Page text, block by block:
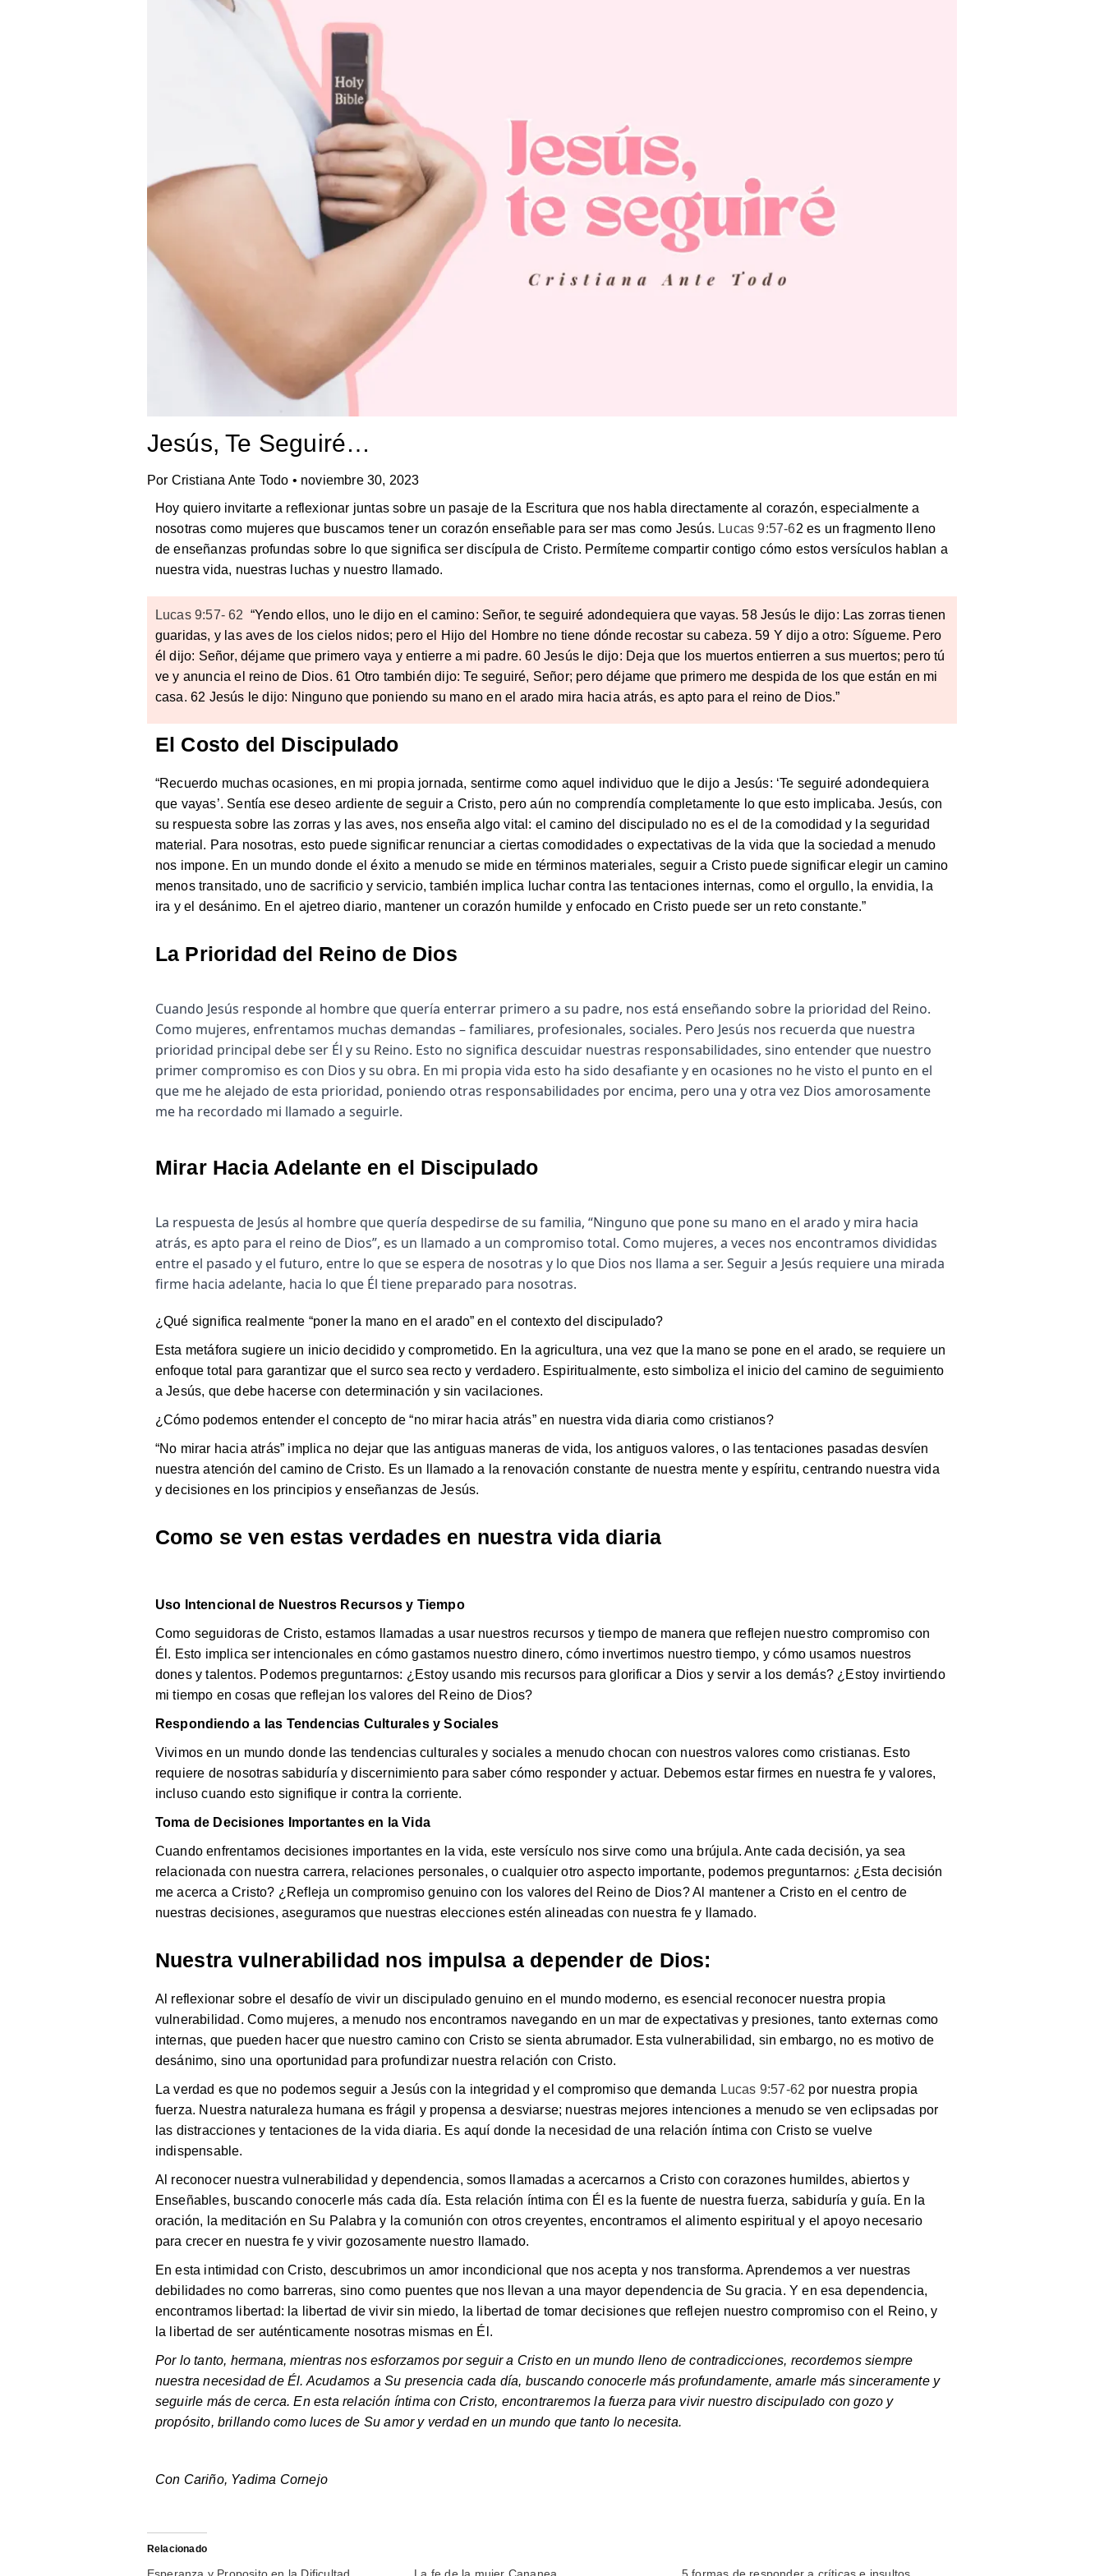
Jesús, Te Seguiré…
Por Cristiana Ante Todo • noviembre 30, 2023
Hoy quiero invitarte a reflexionar juntas sobre un pasaje de la Escritura que nos habla directamente al corazón, especialmente a
nosotras como mujeres que buscamos tener un corazón enseñable para ser mas como Jesús. Lucas 9:57-62 es un fragmento lleno
de enseñanzas profundas sobre lo que significa ser discípula de Cristo. Permíteme compartir contigo cómo estos versículos hablan a
nuestra vida, nuestras luchas y nuestro llamado.
Lucas 9:57- 62 “Yendo ellos, uno le dijo en el camino: Señor, te seguiré adondequiera que vayas. 58 Jesús le dijo: Las zorras tienen
guaridas, y las aves de los cielos nidos; pero el Hijo del Hombre no tiene dónde recostar su cabeza. 59 Y dijo a otro: Sígueme. Pero
él dijo: Señor, déjame que primero vaya y entierre a mi padre. 60 Jesús le dijo: Deja que los muertos entierren a sus muertos; pero tú
ve y anuncia el reino de Dios. 61 Otro también dijo: Te seguiré, Señor; pero déjame que primero me despida de los que están en mi
casa. 62 Jesús le dijo: Ninguno que poniendo su mano en el arado mira hacia atrás, es apto para el reino de Dios.”
El Costo del Discipulado
“Recuerdo muchas ocasiones, en mi propia jornada, sentirme como aquel individuo que le dijo a Jesús: ‘Te seguiré adondequiera
que vayas’. Sentía ese deseo ardiente de seguir a Cristo, pero aún no comprendía completamente lo que esto implicaba. Jesús, con
su respuesta sobre las zorras y las aves, nos enseña algo vital: el camino del discipulado no es el de la comodidad y la seguridad
material. Para nosotras, esto puede significar renunciar a ciertas comodidades o expectativas de la vida que la sociedad a menudo
nos impone. En un mundo donde el éxito a menudo se mide en términos materiales, seguir a Cristo puede significar elegir un camino
menos transitado, uno de sacrificio y servicio, también implica luchar contra las tentaciones internas, como el orgullo, la envidia, la
ira y el desánimo. En el ajetreo diario, mantener un corazón humilde y enfocado en Cristo puede ser un reto constante.”
La Prioridad del Reino de Dios
Cuando Jesús responde al hombre que quería enterrar primero a su padre, nos está enseñando sobre la prioridad del Reino.
Como mujeres, enfrentamos muchas demandas – familiares, profesionales, sociales. Pero Jesús nos recuerda que nuestra
prioridad principal debe ser Él y su Reino. Esto no significa descuidar nuestras responsabilidades, sino entender que nuestro
primer compromiso es con Dios y su obra. En mi propia vida esto ha sido desafiante y en ocasiones no he visto el punto en el
que me he alejado de esta prioridad, poniendo otras responsabilidades por encima, pero una y otra vez Dios amorosamente
me ha recordado mi llamado a seguirle.
Mirar Hacia Adelante en el Discipulado
La respuesta de Jesús al hombre que quería despedirse de su familia, “Ninguno que pone su mano en el arado y mira hacia
atrás, es apto para el reino de Dios”, es un llamado a un compromiso total. Como mujeres, a veces nos encontramos divididas
entre el pasado y el futuro, entre lo que se espera de nosotras y lo que Dios nos llama a ser. Seguir a Jesús requiere una mirada
firme hacia adelante, hacia lo que Él tiene preparado para nosotras.
¿Qué significa realmente “poner la mano en el arado” en el contexto del discipulado?
Esta metáfora sugiere un inicio decidido y comprometido. En la agricultura, una vez que la mano se pone en el arado, se requiere un
enfoque total para garantizar que el surco sea recto y verdadero. Espiritualmente, esto simboliza el inicio del camino de seguimiento
a Jesús, que debe hacerse con determinación y sin vacilaciones.
¿Cómo podemos entender el concepto de “no mirar hacia atrás” en nuestra vida diaria como cristianos?
“No mirar hacia atrás” implica no dejar que las antiguas maneras de vida, los antiguos valores, o las tentaciones pasadas desvíen
nuestra atención del camino de Cristo. Es un llamado a la renovación constante de nuestra mente y espíritu, centrando nuestra vida
y decisiones en los principios y enseñanzas de Jesús.
Como se ven estas verdades en nuestra vida diaria
Uso Intencional de Nuestros Recursos y Tiempo
Como seguidoras de Cristo, estamos llamadas a usar nuestros recursos y tiempo de manera que reflejen nuestro compromiso con
Él. Esto implica ser intencionales en cómo gastamos nuestro dinero, cómo invertimos nuestro tiempo, y cómo usamos nuestros
dones y talentos. Podemos preguntarnos: ¿Estoy usando mis recursos para glorificar a Dios y servir a los demás? ¿Estoy invirtiendo
mi tiempo en cosas que reflejan los valores del Reino de Dios?
Respondiendo a las Tendencias Culturales y Sociales
Vivimos en un mundo donde las tendencias culturales y sociales a menudo chocan con nuestros valores como cristianas. Esto
requiere de nosotras sabiduría y discernimiento para saber cómo responder y actuar. Debemos estar firmes en nuestra fe y valores,
incluso cuando esto signifique ir contra la corriente.
Toma de Decisiones Importantes en la Vida
Cuando enfrentamos decisiones importantes en la vida, este versículo nos sirve como una brújula. Ante cada decisión, ya sea
relacionada con nuestra carrera, relaciones personales, o cualquier otro aspecto importante, podemos preguntarnos: ¿Esta decisión
me acerca a Cristo? ¿Refleja un compromiso genuino con los valores del Reino de Dios? Al mantener a Cristo en el centro de
nuestras decisiones, aseguramos que nuestras elecciones estén alineadas con nuestra fe y llamado.
Nuestra vulnerabilidad nos impulsa a depender de Dios:
Al reflexionar sobre el desafío de vivir un discipulado genuino en el mundo moderno, es esencial reconocer nuestra propia
vulnerabilidad. Como mujeres, a menudo nos encontramos navegando en un mar de expectativas y presiones, tanto externas como
internas, que pueden hacer que nuestro camino con Cristo se sienta abrumador. Esta vulnerabilidad, sin embargo, no es motivo de
desánimo, sino una oportunidad para profundizar nuestra relación con Cristo.
La verdad es que no podemos seguir a Jesús con la integridad y el compromiso que demanda Lucas 9:57-62 por nuestra propia
fuerza. Nuestra naturaleza humana es frágil y propensa a desviarse; nuestras mejores intenciones a menudo se ven eclipsadas por
las distracciones y tentaciones de la vida diaria. Es aquí donde la necesidad de una relación íntima con Cristo se vuelve
indispensable.
Al reconocer nuestra vulnerabilidad y dependencia, somos llamadas a acercarnos a Cristo con corazones humildes, abiertos y
Enseñables, buscando conocerle más cada día. Esta relación íntima con Él es la fuente de nuestra fuerza, sabiduría y guía. En la
oración, la meditación en Su Palabra y la comunión con otros creyentes, encontramos el alimento espiritual y el apoyo necesario
para crecer en nuestra fe y vivir gozosamente nuestro llamado.
En esta intimidad con Cristo, descubrimos un amor incondicional que nos acepta y nos transforma. Aprendemos a ver nuestras
debilidades no como barreras, sino como puentes que nos llevan a una mayor dependencia de Su gracia. Y en esa dependencia,
encontramos libertad: la libertad de vivir sin miedo, la libertad de tomar decisiones que reflejen nuestro compromiso con el Reino, y
la libertad de ser auténticamente nosotras mismas en Él.
Por lo tanto, hermana, mientras nos esforzamos por seguir a Cristo en un mundo lleno de contradicciones, recordemos siempre
nuestra necesidad de Él. Acudamos a Su presencia cada día, buscando conocerle más profundamente, amarle más sinceramente y
seguirle más de cerca. En esta relación íntima con Cristo, encontraremos la fuerza para vivir nuestro discipulado con gozo y
propósito, brillando como luces de Su amor y verdad en un mundo que tanto lo necesita.
Con Cariño, Yadima Cornejo
Relacionado